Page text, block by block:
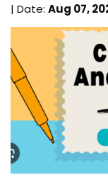
| Date: Aug 07,